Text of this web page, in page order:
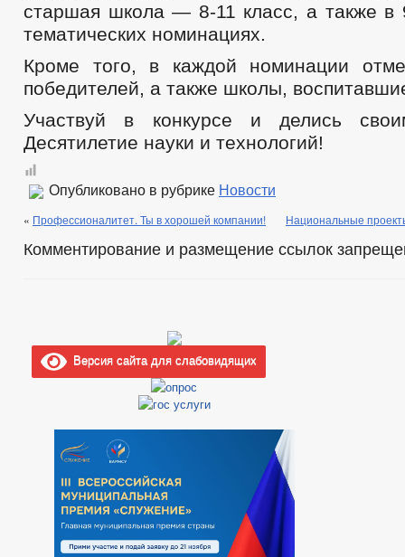
старшая школа — 8-11 класс, а также в
тематических номинациях.
Кроме того, в каждой номинации
победителей, а также школы,
Участвуй в конкурсе и делись
Десятилетие науки и технологий!
Опубликовано в рубрике Новости
« Профессионалитет. Ты в хорошей компании! Национальные
Комментирование и размещение ссылок
Версия сайта для слабовидящих